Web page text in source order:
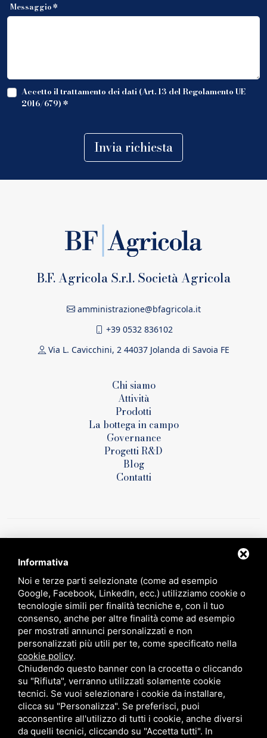
Messaggio *
Accetto il trattamento dei dati (Art. 13 del Regolamento UE
2016/679) *
Invia richiesta
B.F. Agricola S.r.l. Società Agricola
amministrazione@bfagricola.it
+39 0532 836102
Via L. Cavicchini, 2 44037 Jolanda di Savoia FE
Chi siamo
Attività
Prodotti
La bottega in campo
Governance
Progetti R&D
Blog
Contatti
Circular farming - Sviluppo di un sistema innovativo di gestione
sostenibile e certificazione degli input produttivi “ domanda n° 5150328 ai
sensi del PSR 2014-2020 – Regione Emilia – Romagna, Operazione 16.1.01
- bando 2019 - FOCUS AREA 4B
https://impresaverde.emiliaromagna.it/goi/
P. IVA 02079750382 / PRIVACY /RESPONSABILE DEL TRATTAMENTO
SITEMAP
QUESTO SITO È PROTETTO DA GOOGLE RECAPTCHA V3,PRIVACY POLICY
ETERMS OF SERVICEDI GOOGLE.
Informativa
Noi e terze parti selezionate (come ad esempio
Google, Facebook, LinkedIn, ecc.) utilizziamo cookie o
tecnologie simili per finalità tecniche e, con il tuo
consenso, anche per altre finalità come ad esempio
per mostrati annunci personalizzati e non
personalizzati più utili per te, come specificato nella
cookie policy.
Chiudendo questo banner con la crocetta o cliccando
su "Rifiuta", verranno utilizzati solamente cookie
tecnici. Se vuoi selezionare i cookie da installare,
clicca su "Personalizza". Se preferisci, puoi
acconsentire all'utilizzo di tutti i cookie, anche diversi
da quelli tecnici, cliccando su "Accetta tutti". In